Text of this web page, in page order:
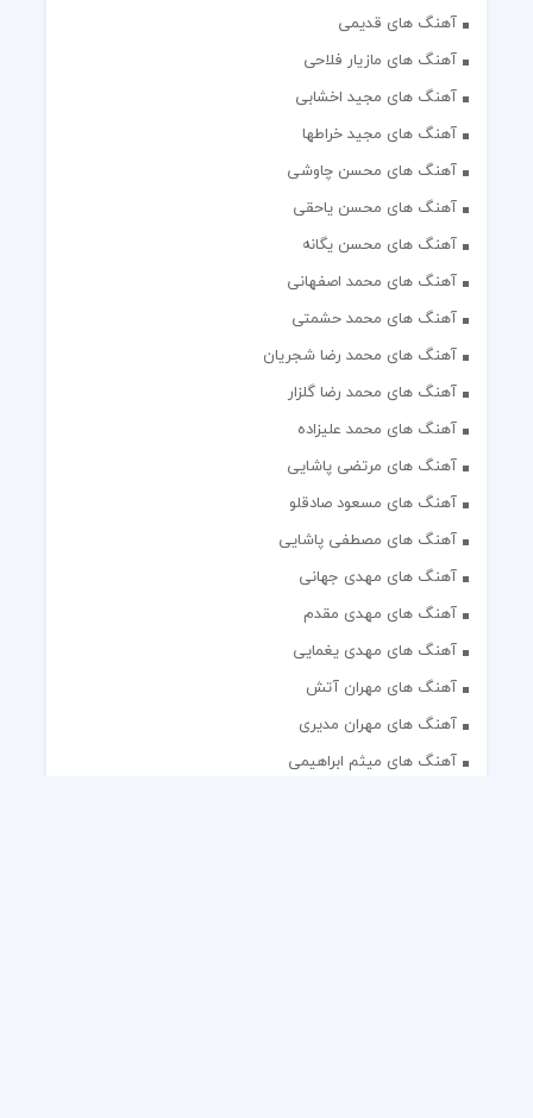
آهنگ های قدیمی
آهنگ های مازیار فلاحی
آهنگ های مجید اخشابی
آهنگ های مجید خراطها
آهنگ های محسن چاوشی
آهنگ های محسن یاحقی
آهنگ های محسن یگانه
آهنگ های محمد اصفهانی
آهنگ های محمد حشمتی
آهنگ های محمد رضا شجریان
آهنگ های محمد رضا گلزار
آهنگ های محمد علیزاده
آهنگ های مرتضی پاشایی
آهنگ های مسعود صادقلو
آهنگ های مصطفی پاشایی
آهنگ های مهدی جهانی
آهنگ های مهدی مقدم
آهنگ های مهدی یغمایی
آهنگ های مهران آتش
آهنگ های مهران مدیری
آهنگ های میثم ابراهیمی